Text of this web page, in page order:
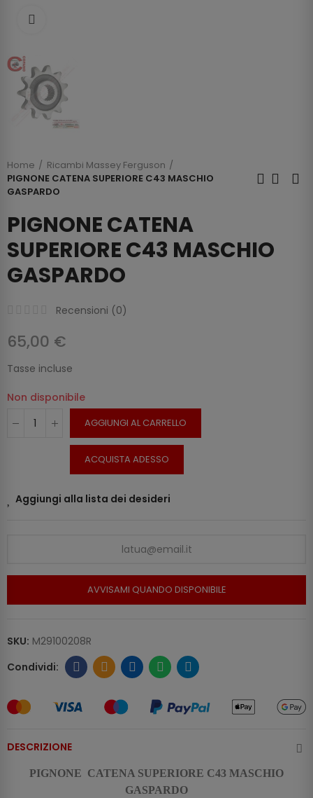
Home
Ricambi Massey Ferguson
PIGNONE CATENA SUPERIORE C43 MASCHIO
GASPARDO
PIGNONE CATENA
SUPERIORE C43 MASCHIO
GASPARDO
Recensioni (0)
65,00 €
Tasse incluse
Non disponibile
AGGIUNGI AL CARRELLO
ACQUISTA ADESSO
Aggiungi alla lista dei desideri
AVVISAMI QUANDO DISPONIBILE
SKU: M29100208R
DESCRIZIONE
PIGNONE CATENA SUPERIORE C43 MASCHIO
GASPARDO